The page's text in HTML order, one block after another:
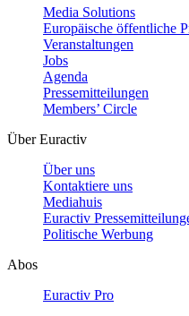
Media Solutions
Europäische öffentliche
Veranstaltungen
Jobs
Agenda
Pressemitteilungen
Members’ Circle
Über Euractiv
Über uns
Kontaktiere uns
Mediahuis
Euractiv
Politische Werbung
Abos
Euractiv Pro